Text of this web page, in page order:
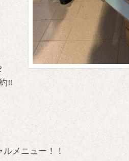
‼️
メニュー！！